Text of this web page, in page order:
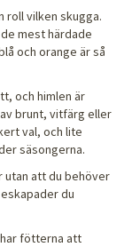
roll vilken skugga.
mest härdade
och orange är så
och himlen är
brunt, vitfärg eller
val, och lite
säsongerna.
utan att du behöver
du
fötterna att